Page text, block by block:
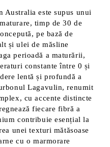
este supus unui
timp de 30 de
pe bază de
și ulei de măsline
perioadă a maturării,
constante între 0 și
lentă și profundă a
Lagavulin, renumit
cu accente distincte
fiecare fibră a
contribuie esențial la
unei texturi mătăsoase
cu o marmorare